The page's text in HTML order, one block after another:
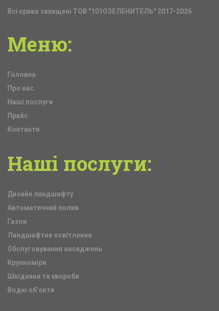
Всі права захищені ТОВ "101ОЗЕЛЕНИТЕЛЬ" 2017-2026
Меню:
Головна
Про нас
Наші послуги
Прайс
Контакти
Наші послуги:
Дизайн ландшафту
Автоматичний полив
Газон
Ландшафтне освітлення
Обслуговування насаджень
Крупноміри
Шкідники та хвороби
Водні об’єкти